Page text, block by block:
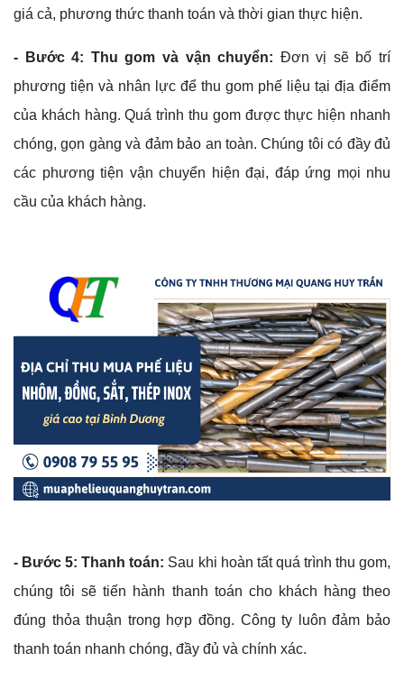
giá cả, phương thức thanh toán và thời gian thực hiện.
- Bước 4: Thu gom và vận chuyển: Đơn vị sẽ bố trí
phương tiện và nhân lực để thu gom phế liệu tại địa điểm
của khách hàng. Quá trình thu gom được thực hiện nhanh
chóng, gọn gàng và đảm bảo an toàn. Chúng tôi có đầy đủ
các phương tiện vận chuyển hiện đại, đáp ứng mọi nhu
cầu của khách hàng.
- Bước 5: Thanh toán: Sau khi hoàn tất quá trình thu gom,
chúng tôi sẽ tiến hành thanh toán cho khách hàng theo
đúng thỏa thuận trong hợp đồng. Công ty luôn đảm bảo
thanh toán nhanh chóng, đầy đủ và chính xác.